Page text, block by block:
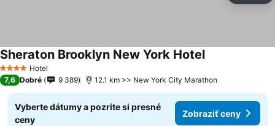
4 Počet hviezdičiek
Hotel
Sheraton Brooklyn New York Hotel
7,6 Dobré 9 389 12.1 km >> New York City Marathon
Vyberte dátumy a pozrite si presné
ceny
Zobraziť ceny